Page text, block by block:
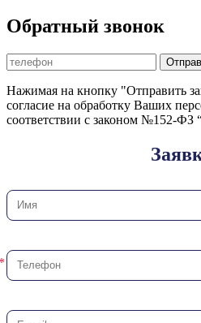
Обратный звонок
Нажимая на кнопку "Отправить
согласие на обработку Ваших
соответствии с законом №152-ФЗ